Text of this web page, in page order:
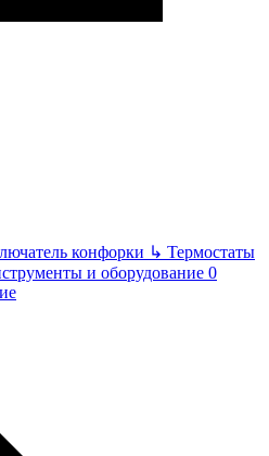
конфорки ↳ Термостаты